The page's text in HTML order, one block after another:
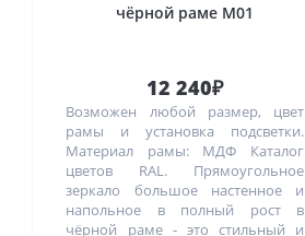
чёрной раме М01
12 240₽
Возможен любой размер, цвет
рамы и установка подсветки.
Материал рамы: МДФ Каталог
цветов RAL. Прямоугольное
зеркало большое настенное и
напольное в полный рост в
чёрной раме - это стильный и